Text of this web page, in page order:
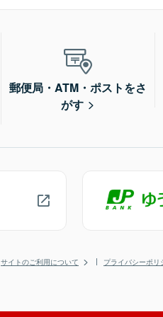
郵便局・ATM・ポストをさ
がす
サイトのご利用について プライバシーポリ